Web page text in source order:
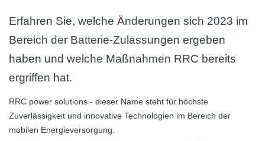
Erfahren Sie, welche Änderungen sich 2023 im
Bereich der Batterie-Zulassungen ergeben
haben und welche Maßnahmen RRC bereits
ergriffen hat.
RRC power solutions - dieser Name steht für höchste
Zuverlässigkeit und innovative Technologien im Bereich der
mobilen Energieversorgung.